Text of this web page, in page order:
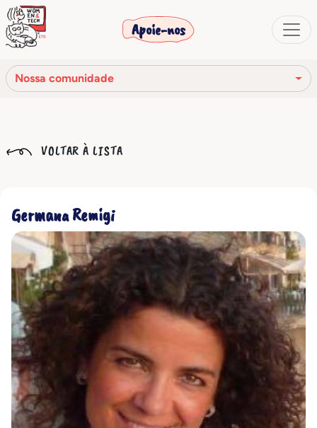
Apoie-nos
Nossa comunidade
Nossa rede
Nossa comunidade
VOLTAR À LISTA
Germana Remigi